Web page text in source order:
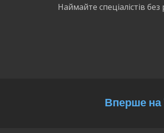
Наймайте спеціалістів без
Вперше